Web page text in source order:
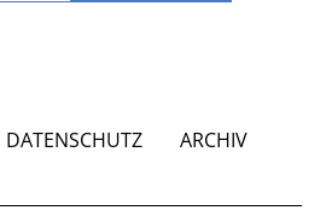
DATENSCHUTZ ARCHIV